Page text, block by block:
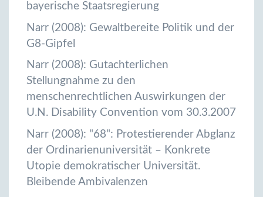
bayerische Staatsregierung
Narr (2008): Gewaltbereite Politik und der
G8-Gipfel
Narr (2008): Gutachterlichen
Stellungnahme zu den
menschenrechtlichen Auswirkungen der
U.N. Disability Convention vom 30.3.2007
Narr (2008): "68": Protestierender Abglanz
der Ordinarienuniversität – Konkrete
Utopie demokratischer Universität.
Bleibende Ambivalenzen